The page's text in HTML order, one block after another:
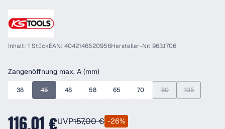
Inhalt: 1 StückEAN: 4042146520956Hersteller-Nr: 963.1706
Zangenöffnung max. A (mm)auswählen
38 45(Diese Option ist zurzeit nicht verfügbar.)
48 58 65 70 80(Diese Option ist
105(Diese Option
116,01 €UVP157,00 € -26%